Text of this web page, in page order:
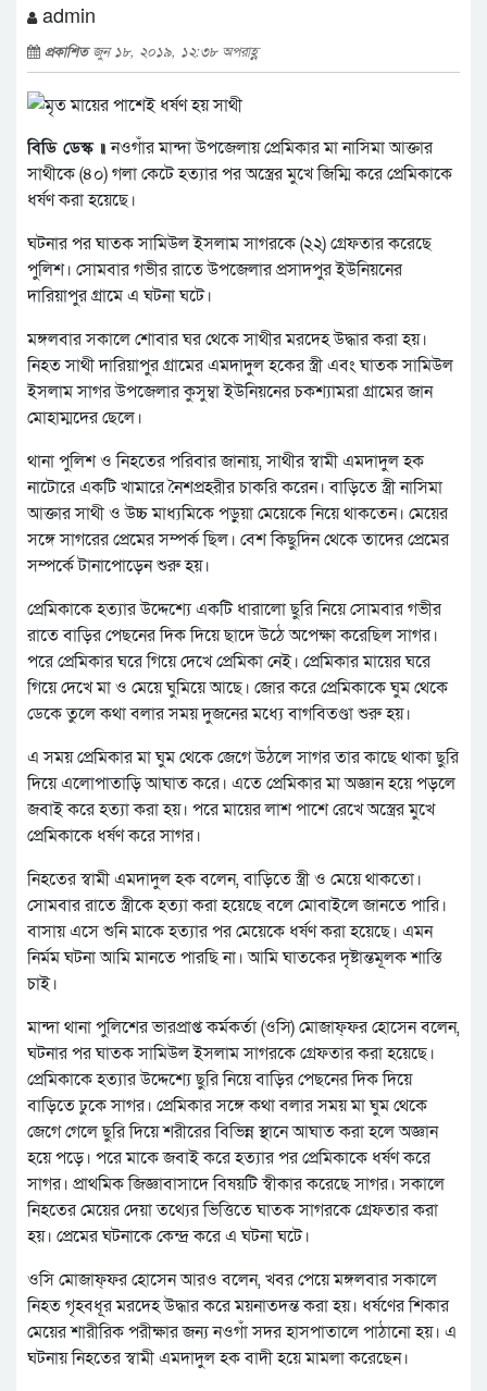
admin
প্রকাশিতজুন ১৮, ২০১৯, ১২:৩৮ অপরাহ্ণ
বিডি ডেস্ক ॥নওগাঁর মান্দা উপজেলায় প্রেমিকার মা নাসিমা আক্তার
সাথীকে (৪০) গলা কেটে হত্যার পর অস্ত্রের মুখে জিম্মি করে প্রেমিকাকে
ধর্ষণ করা হয়েছে।
ঘটনার পর ঘাতক সামিউল ইসলাম সাগরকে (২২) গ্রেফতার করেছে
পুলিশ। সোমবার গভীর রাতে উপজেলার প্রসাদপুর ইউনিয়নের
দারিয়াপুর গ্রামে এ ঘটনা ঘটে।
মঙ্গলবার সকালে শোবার ঘর থেকে সাথীর মরদেহ উদ্ধার করা হয়।
নিহত সাথী দারিয়াপুর গ্রামের এমদাদুল হকের স্ত্রী এবং ঘাতক সামিউল
ইসলাম সাগর উপজেলার কুসুম্বা ইউনিয়নের চকশ্যামরা গ্রামের জান
মোহাম্মদের ছেলে।
থানা পুলিশ ও নিহতের পরিবার জানায়, সাথীর স্বামী এমদাদুল হক
নাটোরে একটি খামারে নৈশপ্রহরীর চাকরি করেন। বাড়িতে স্ত্রী নাসিমা
আক্তার সাথী ও উচ্চ মাধ্যমিকে পড়ুয়া মেয়েকে নিয়ে থাকতেন। মেয়ের
সঙ্গে সাগরের প্রেমের সম্পর্ক ছিল। বেশ কিছুদিন থেকে তাদের প্রেমের
সম্পর্কে টানাপোড়েন শুরু হয়।
প্রেমিকাকে হত্যার উদ্দেশ্যে একটি ধারালো ছুরি নিয়ে সোমবার গভীর
রাতে বাড়ির পেছনের দিক দিয়ে ছাদে উঠে অপেক্ষা করেছিল সাগর।
পরে প্রেমিকার ঘরে গিয়ে দেখে প্রেমিকা নেই। প্রেমিকার মায়ের ঘরে
গিয়ে দেখে মা ও মেয়ে ঘুমিয়ে আছে। জোর করে প্রেমিকাকে ঘুম থেকে
ডেকে তুলে কথা বলার সময় দুজনের মধ্যে বাগবিতণ্ডা শুরু হয়।
এ সময় প্রেমিকার মা ঘুম থেকে জেগে উঠলে সাগর তার কাছে থাকা ছুরি
দিয়ে এলোপাতাড়ি আঘাত করে। এতে প্রেমিকার মা অজ্ঞান হয়ে পড়লে
জবাই করে হত্যা করা হয়। পরে মায়ের লাশ পাশে রেখে অস্ত্রের মুখে
প্রেমিকাকে ধর্ষণ করে সাগর।
নিহতের স্বামী এমদাদুল হক বলেন, বাড়িতে স্ত্রী ও মেয়ে থাকতো।
সোমবার রাতে স্ত্রীকে হত্যা করা হয়েছে বলে মোবাইলে জানতে পারি।
বাসায় এসে শুনি মাকে হত্যার পর মেয়েকে ধর্ষণ করা হয়েছে। এমন
নির্মম ঘটনা আমি মানতে পারছি না। আমি ঘাতকের দৃষ্টান্তমূলক শাস্তি
চাই।
মান্দা থানা পুলিশের ভারপ্রাপ্ত কর্মকর্তা (ওসি) মোজাফ্ফর হোসেন বলেন,
ঘটনার পর ঘাতক সামিউল ইসলাম সাগরকে গ্রেফতার করা হয়েছে।
প্রেমিকাকে হত্যার উদ্দেশ্যে ছুরি নিয়ে বাড়ির পেছনের দিক দিয়ে
বাড়িতে ঢুকে সাগর। প্রেমিকার সঙ্গে কথা বলার সময় মা ঘুম থেকে
জেগে গেলে ছুরি দিয়ে শরীরের বিভিন্ন স্থানে আঘাত করা হলে অজ্ঞান
হয়ে পড়ে। পরে মাকে জবাই করে হত্যার পর প্রেমিকাকে ধর্ষণ করে
সাগর। প্রাথমিক জিজ্ঞাবাসাদে বিষয়টি স্বীকার করেছে সাগর। সকালে
নিহতের মেয়ের দেয়া তথ্যের ভিত্তিতে ঘাতক সাগরকে গ্রেফতার করা
হয়। প্রেমের ঘটনাকে কেন্দ্র করে এ ঘটনা ঘটে।
ওসি মোজাফ্ফর হোসেন আরও বলেন, খবর পেয়ে মঙ্গলবার সকালে
নিহত গৃহবধূর মরদেহ উদ্ধার করে ময়নাতদন্ত করা হয়। ধর্ষণের শিকার
মেয়ের শারীরিক পরীক্ষার জন্য নওগাঁ সদর হাসপাতালে পাঠানো হয়। এ
ঘটনায় নিহতের স্বামী এমদাদুল হক বাদী হয়ে মামলা করেছেন।